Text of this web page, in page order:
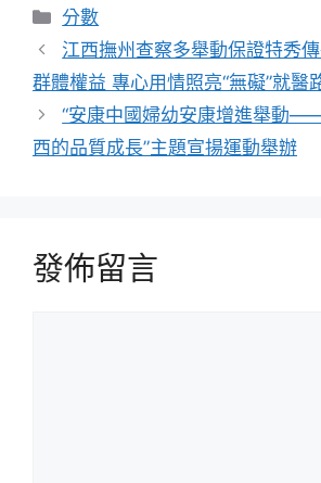
分
類
分數
江西撫州查察多舉動保證特秀
群體權益 專心用情照亮“無礙”就醫
“安康中國婦幼安康增進舉動
西的品質成長”主題宣揚運動舉辦
發佈留言